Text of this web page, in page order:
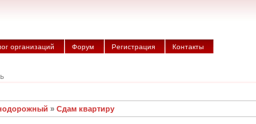
организаций Форум Регистрация Контакты
» Сдам квартиру